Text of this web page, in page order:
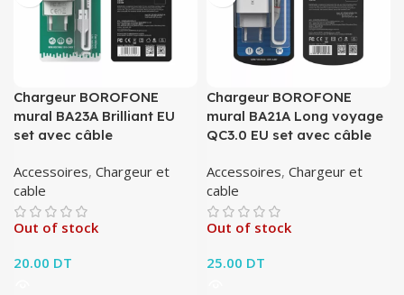
Chargeur BOROFONE
mural BA23A Brilliant EU
set avec câble
Accessoires, Chargeur et
cable
Out of stock
20.00 DT
Chargeur BOROFONE
mural BA21A Long voyage
QC3.0 EU set avec câble
Accessoires, Chargeur et
cable
Out of stock
25.00 DT